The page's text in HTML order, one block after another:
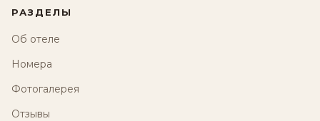
РАЗДЕЛЫ
Об отеле
Номера
Фотогалерея
Отзывы